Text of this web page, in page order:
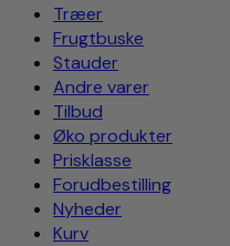
Træer
Frugtbuske
Stauder
Andre varer
Tilbud
Øko produkter
Prisklasse
Forudbestilling
Nyheder
Kurv